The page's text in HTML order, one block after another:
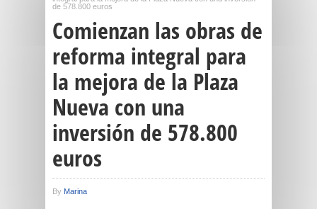
de 578.800 euros
Comienzan las obras de
reforma integral para
la mejora de la Plaza
Nueva con una
inversión de 578.800
euros
By Marina